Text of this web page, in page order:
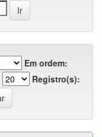
Em ordem:
Registro(s):